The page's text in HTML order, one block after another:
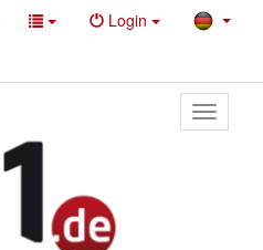
Login
Toggle
primary